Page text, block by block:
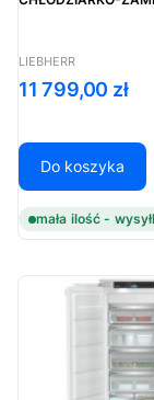
PRODUCENT
LIEBHERR
Cena
11 799,00 zł
Do koszyka
mała ilość -